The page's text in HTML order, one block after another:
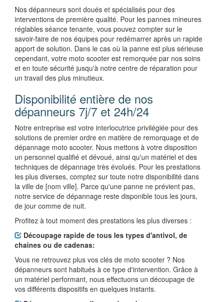
Nos dépanneurs sont doués et spécialisés pour des
interventions de première qualité. Pour les pannes mineures
réglables séance tenante, vous pouvez compter sur le
savoir-faire de nos équipes pour redémarrer après un rapide
apport de solution. Dans le cas où la panne est plus sérieuse
cependant, votre moto scooter est remorquée par nos soins
et en toute sécurité jusqu'à notre centre de réparation pour
un travail des plus minutieux.
Disponibilité entière de nos
dépanneurs 7j/7 et 24h/24
Notre entreprise est votre interlocutrice privilégiée pour des
solutions de premier ordre en matière de remorquage et de
dépannage moto scooter. Nous mettons à votre disposition
un personnel qualifié et dévoué, ainsi qu'un matériel et des
techniques de dépannage très évolués. Pour les prestations
les plus diverses, comptez sur toute notre disponibilité dans
la ville de [nom ville]. Parce qu'une panne ne prévient pas,
notre service de dépannage reste disponible tous les jours,
de jour comme de nuit.
Profitez à tout moment des prestations les plus diverses :
Découpage rapide de tous les types d'antivol, de
chaines ou de cadenas:
Vous ne retrouvez plus vos clés de moto scooter ? Nos
dépanneurs sont habitués à ce type d'intervention. Grâce à
un matériel performant, nous effectuons un découpage de
vos différents dispositifs en quelques instants.